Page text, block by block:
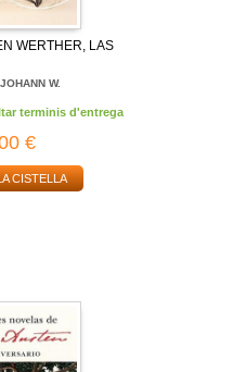
WERTHER, LAS
W.
terminis d'entrega
€
CISTELLA